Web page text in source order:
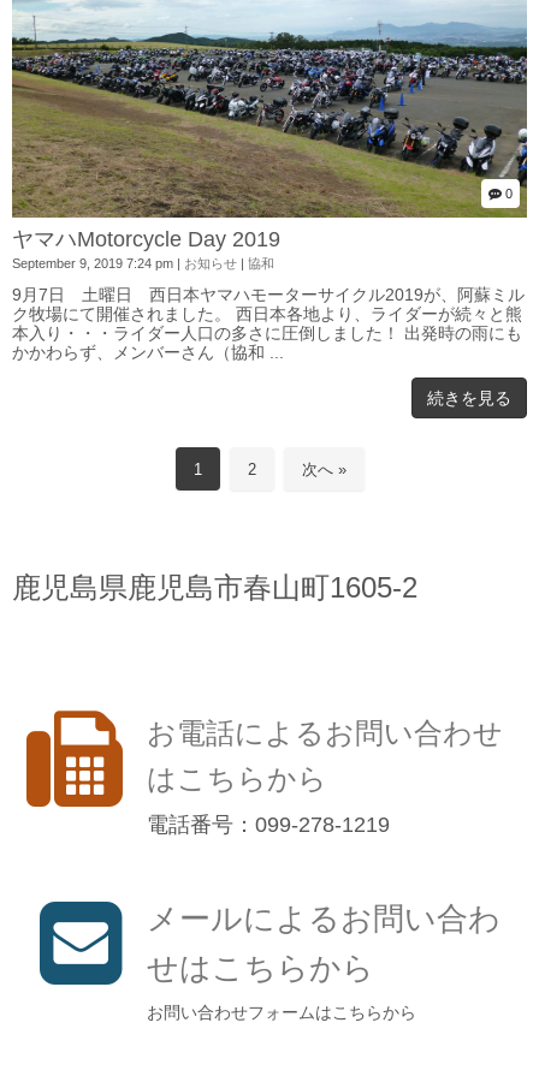
0
ヤマハMotorcycle Day 2019
September 9, 2019 7:24 pm お知らせ 協和
9月7日 土曜日 西日本ヤマハモーターサイクル2019が、阿蘇ミル
ク牧場にて開催されました。 西日本各地より、ライダーが続々と熊
本入り・・・ライダー人口の多さに圧倒しました！ 出発時の雨にも
かかわらず、メンバーさん（協和 ...
続きを見る
1 2 次へ »
鹿児島県鹿児島市春山町1605-2
お電話によるお問い合わせ
はこちらから
電話番号：099-278-1219
メールによるお問い合わ
せはこちらから
お問い合わせフォームはこちらから